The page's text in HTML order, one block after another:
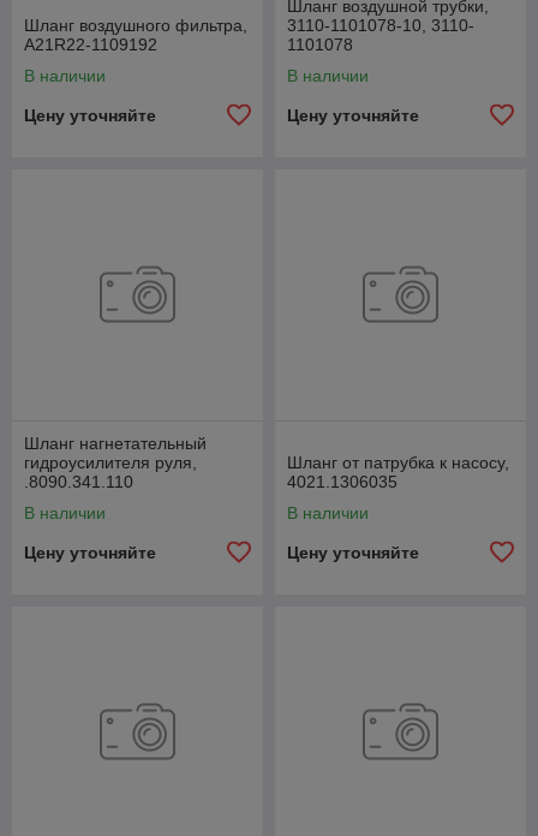
Шланг воздушного фильтра,
А21R22-1109192
В наличии
Цену уточняйте
Шланг воздушной трубки,
3110-1101078-10, 3110-
1101078
В наличии
Цену уточняйте
Шланг нагнетательный
гидроусилителя руля,
.8090.341.110
В наличии
Цену уточняйте
Шланг от патрубка к насосу,
4021.1306035
В наличии
Цену уточняйте